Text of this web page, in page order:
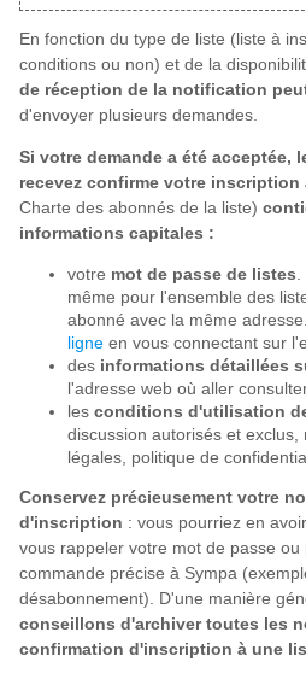
En fonction du type de liste (liste à
conditions ou non) et de la
de réception de la notification
d'envoyer plusieurs demandes.
Si votre demande a été acceptée,
recevez confirme votre inscription
Charte des abonnés de la liste)
informations capitales :
votre mot de passe de listes
même pour l'ensemble des
abonné avec la même
ligne en vous connectant sur
des informations détaillées
l'adresse web où aller
les conditions d'utilisation
discussion autorisés et
légales, politique de
Conservez précieusement votre
d'inscription : vous pourriez en
vous rappeler votre mot de passe ou
commande précise à Sympa
désabonnement). D'une manière
conseillons d'archiver toutes les
confirmation d'inscription à une